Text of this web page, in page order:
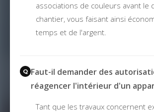
associations de couleurs avant le
chantier, vous faisant ainsi
temps et de l'argent.
Faut-il demander des
réagencer l'intérieur d'un
Tant que les travaux concernent